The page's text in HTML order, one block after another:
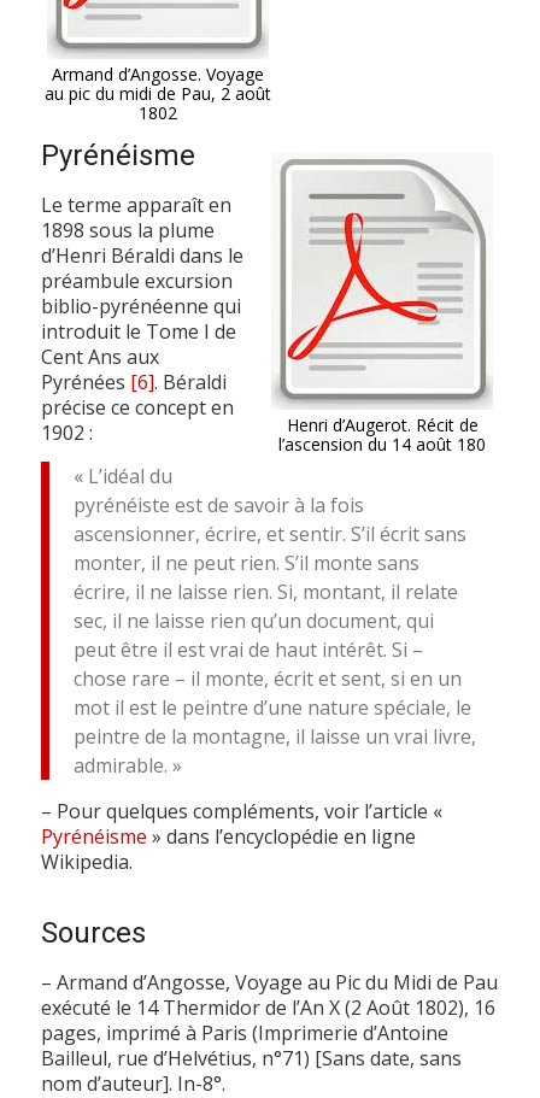
Armand d’Angosse. Voyage
au pic du midi de Pau, 2 août
1802
Henri d’Augerot. Récit de
l’ascension du 14 août 180
Pyrénéisme
Le terme apparaît en
1898 sous la plume
d’Henri Béraldi dans le
préambule excursion
biblio-pyrénéenne qui
introduit le Tome I de
Cent Ans aux
Pyrénées [6]. Béraldi
précise ce concept en
1902 :
« L’idéal du
pyrénéiste est de savoir à la fois
ascensionner, écrire, et sentir. S’il écrit sans
monter, il ne peut rien. S’il monte sans
écrire, il ne laisse rien. Si, montant, il relate
sec, il ne laisse rien qu’un document, qui
peut être il est vrai de haut intérêt. Si –
chose rare – il monte, écrit et sent, si en un
mot il est le peintre d’une nature spéciale, le
peintre de la montagne, il laisse un vrai livre,
admirable. »
– Pour quelques compléments, voir l’article «
Pyrénéisme » dans l’encyclopédie en ligne
Wikipedia.
Sources
– Armand d’Angosse, Voyage au Pic du Midi de Pau
exécuté le 14 Thermidor de l’An X (2 Août 1802), 16
pages, imprimé à Paris (Imprimerie d’Antoine
Bailleul, rue d’Helvétius, n°71) [Sans date, sans
nom d’auteur]. In-8°.